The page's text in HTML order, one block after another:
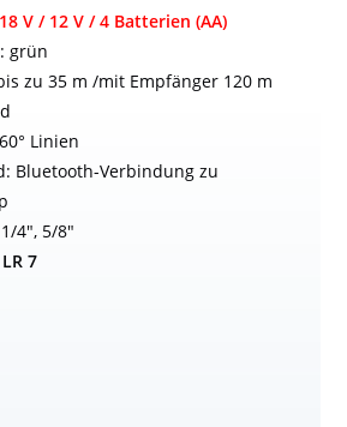
V / 12 V / 4 Batterien (AA)
grün
zu 35 m /mit Empfänger 120 m
Linien
Bluetooth-Verbindung zu
4″, 5/8″
7